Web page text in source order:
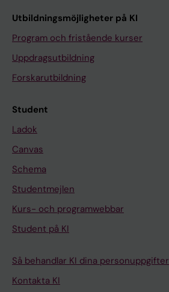
Utbildningsmöjligheter på KI
Program och fristående kurser
Uppdragsutbildning
Forskarutbildning
Student
Ladok
Canvas
Schema
Studentmejlen
Kurs- och programwebbar
Student på KI
Så behandlar KI dina personuppgifter
Kontakta KI